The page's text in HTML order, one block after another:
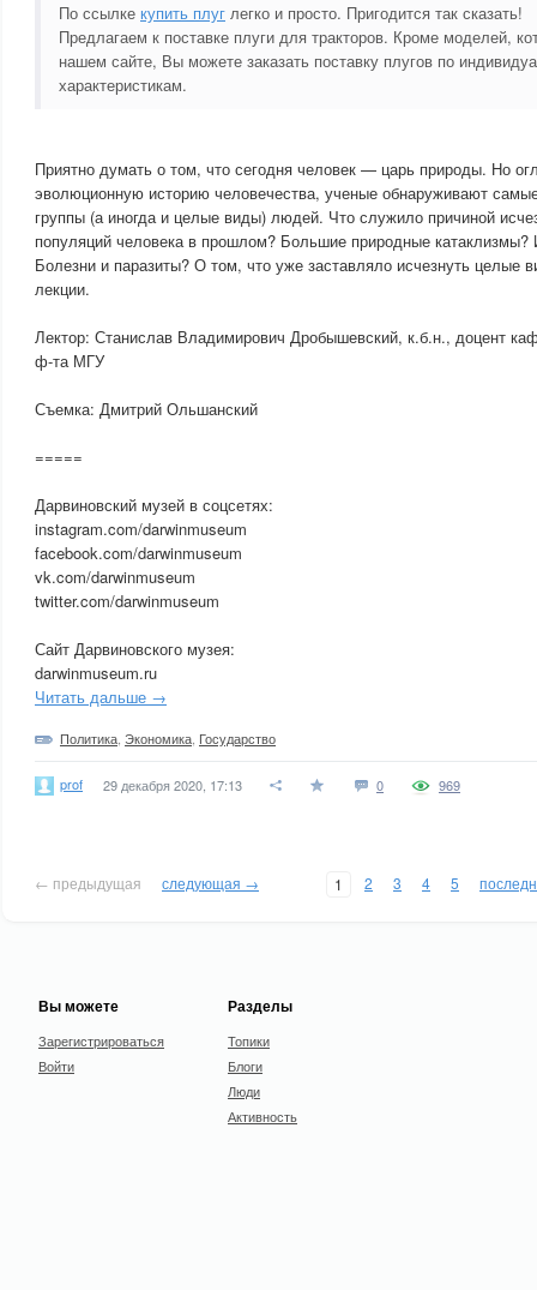
По ссылке купить плуг легко и просто. Пригодится так сказать!
Предлагаем к поставке плуги для тракторов. Кроме моделей,
нашем сайте, Вы можете заказать поставку плугов по
характеристикам.
Приятно думать о том, что сегодня человек — царь природы. Но
эволюционную историю человечества, ученые обнаруживают
группы (а иногда и целые виды) людей. Что служило причиной
популяций человека в прошлом? Большие природные катаклизмы?
Болезни и паразиты? О том, что уже заставляло исчезнуть целые
лекции.
Лектор: Станислав Владимирович Дробышевский, к.б.н., доцент
ф-та МГУ
Съемка: Дмитрий Ольшанский
=====
Дарвиновский музей в соцсетях:
instagram.com/darwinmuseum
facebook.com/darwinmuseum
vk.com/darwinmuseum
twitter.com/darwinmuseum
Сайт Дарвиновского музея:
darwinmuseum.ru
Читать дальше →
Политика Экономика Государство
prof 29 декабря 2020, 17:13 0 969
← предыдущая следующая → 1 2 3 4 5
Вы можете
Зарегистрироваться
Войти
Разделы
Топики
Блоги
Люди
Активность